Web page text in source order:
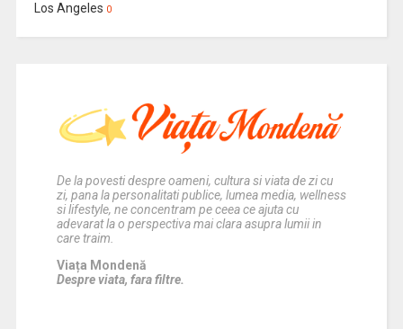
Los Angeles 0
De la povesti despre oameni, cultura si viata de zi cu
zi, pana la personalitati publice, lumea media, wellness
si lifestyle, ne concentram pe ceea ce ajuta cu
adevarat la o perspectiva mai clara asupra lumii in
care traim.
Viața Mondenă
Despre viata, fara filtre.